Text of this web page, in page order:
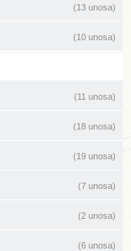
(13 unosa)
(10 unosa)
(11 unosa)
(18 unosa)
(19 unosa)
(7 unosa)
(2 unosa)
(6 unosa)